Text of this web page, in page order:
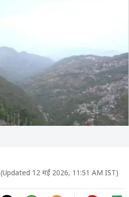
(Updated 12 मई 2026, 11:51 AM IST)